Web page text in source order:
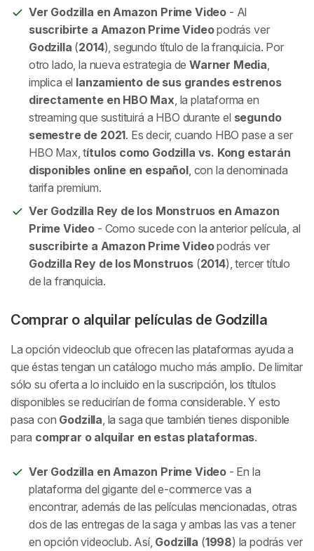
Ver Godzilla en Amazon Prime Video - Al
suscribirte a Amazon Prime Videopodrás ver
Godzilla (2014), segundo título de la franquicia. Por
otro lado, la nueva estrategia deWarner Media
implica el lanzamiento de sus grandes estrenos
directamente en HBO Max , la plataforma en
streaming que sustituirá a HBO durante el segundo
semestre de 2021. Es decir, cuando HBO pase a ser
HBO Max, títulos como Godzilla vs. Kong estarán
disponibles online en español, con la denominada
tarifa premium.
Ver Godzilla Rey de los Monstruos en Amazon
Prime Video - Como sucede con la anterior película, al
suscribirte a Amazon Prime Videopodrás ver
Godzilla Rey de los Monstruos(2014), tercer título
de la franquicia.
Comprar o alquilar películas de Godzilla
La opción videoclub que ofrecen las plataformas ayuda a
que éstas tengan un catálogo mucho más amplio. De limitar
sólo su oferta a lo incluido en la suscripción, los títulos
disponibles se reducirían de forma considerable. Y esto
pasa con Godzilla, la saga que también tienes disponible
para comprar o alquilar en estas plataformas.
Ver Godzilla en Amazon Prime Video - En la
plataforma del gigante del e-commerce vas a
encontrar, además de las películas mencionadas, otras
dos de las entregas de la saga y ambas las vas a tener
en opción videoclub. Así, Godzilla (1998) la podrás ver